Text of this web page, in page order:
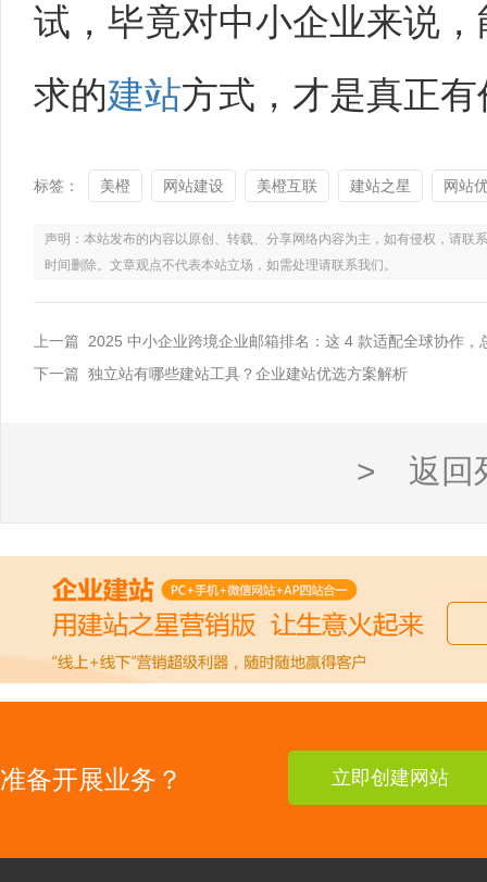
试，毕竟对中小企业来说
求的建站方式，才是真正
标签： 美橙 网站建设 美橙互联 建站之星 网站
声明：本站发布的内容以原创、转载、分享网络内容为主，如有侵权，请
时间删除。文章观点不代表本站立场，如需处理请联系我们。
上一篇 2025 中小企业跨境企业邮箱排名：这 4 款适配全球协作，
下一篇 独立站有哪些建站工具？企业建站优选方案解析
> 返回
准备开展业务？ 立即创建网站